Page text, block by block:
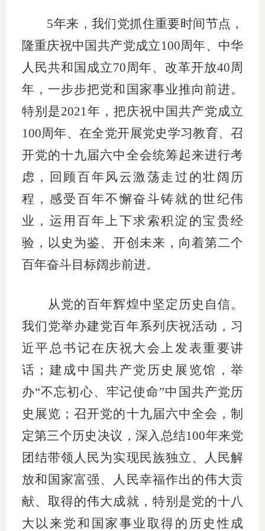
5年来，我们党抓住重要时间节点，
隆重庆祝中国共产党成立100周年、中华
人民共和国成立70周年、改革开放40周
年，一步步把党和国家事业推向前进。
特别是2021年，把庆祝中国共产党成立
100周年、在全党开展党史学习教育、召
开党的十九届六中全会统筹起来进行考
虑，回顾百年风云激荡走过的壮阔历
程，感受百年不懈奋斗铸就的世纪伟
业，运用百年上下求索积淀的宝贵经
验，以史为鉴、开创未来，向着第二个
百年奋斗目标阔步前进。
从党的百年辉煌中坚定历史自信。
我们党举办建党百年系列庆祝活动，习
近平总书记在庆祝大会上发表重要讲
话；建成中国共产党历史展览馆，举
办“不忘初心、牢记使命”中国共产党历
史展览；召开党的十九届六中全会，制
定第三个历史决议，深入总结100年来党
团结带领人民为实现民族独立、人民解
放和国家富强、人民幸福作出的伟大贡
献、取得的伟大成就，特别是党的十八
大以来党和国家事业取得的历史性成